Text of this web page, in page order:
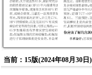
当前：15版(2024年08月30日)